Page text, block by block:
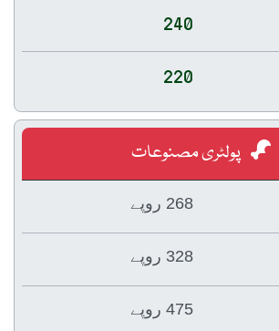
240
220
پولٹری مصنوعات
268 روپے
328 روپے
475 روپے